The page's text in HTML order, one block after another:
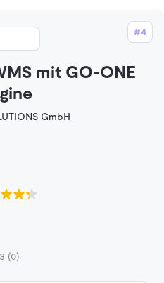
#4
mit GO-ONE
GmbH
(0)